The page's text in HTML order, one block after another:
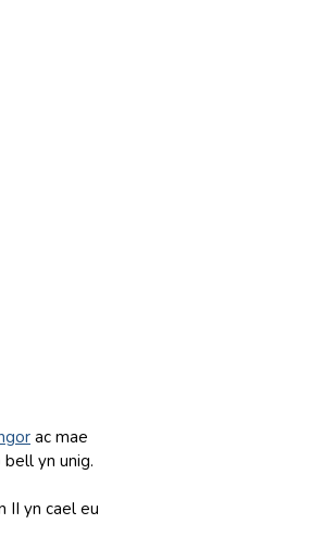
ac mae
yn unig.
II yn cael eu